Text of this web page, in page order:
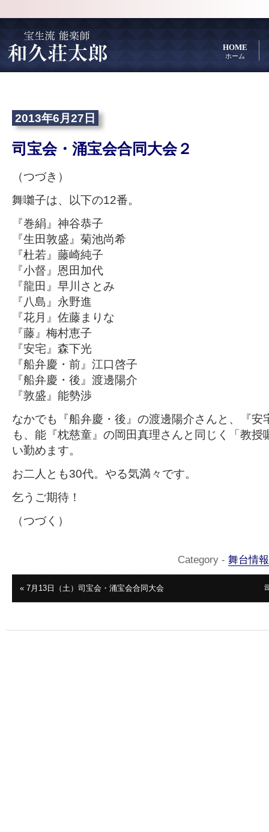
HOME
ホーム
2013年6月27日
司宝会・涌宝会合同大会２
（つづき）
舞囃子は、以下の12番。
『巻絹』神谷恭子
『生田敦盛』菊池尚希
『杜若』藤崎純子
『小督』恩田加代
『龍田』早川さとみ
『八島』永野進
『花月』佐藤まりな
『藤』梅村恵子
『安宅』森下光
『船弁慶・前』江口啓子
『船弁慶・後』渡邊陽介
『敦盛』能勢渉
なかでも『船弁慶・後』の渡邊陽介さんと、『安
も、能『枕慈童』の岡田真理さんと同じく「教授
い勤めます。
お二人とも30代。やる気満々です。
乞うご期待！
（つづく）
Category - 舞台情報
« 7月13日（土）司宝会・涌宝会合同大会